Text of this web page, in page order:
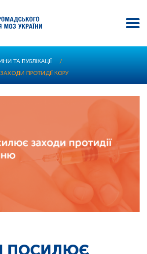
ТА ПУБЛІКАЦІЇ
/
ПРОТИДІЇ КОРУ